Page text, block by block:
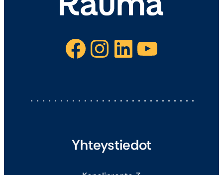
Facebook Instagram LinkedIn YouTube
Yhteystiedot